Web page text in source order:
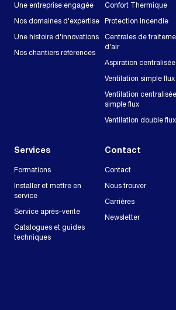
Une entreprise engagée
Nos domaines d'expertise
Une histoire d'innovations
Nos chantiers références
Confort Thermique
Protection incendie
Centrales de
d'air
Aspiration centralisée
Ventilation simple flux
Ventilation centralisée
simple flux
Ventilation double flux
Services
Formations
Installer et mettre en
service
Service après-vente
Catalogues et guides
techniques
Contact
Contact
Nous trouver
Carrières
Newsletter